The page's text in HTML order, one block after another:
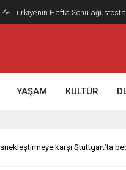
Gazze’nin geleceği: Teknokratik
YAŞAM KÜLTÜR
karşı Stuttgart’ta